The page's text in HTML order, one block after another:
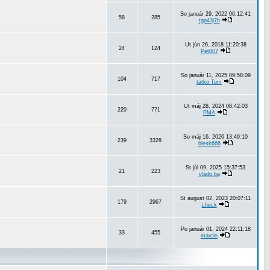
58 285
So január 29, 2022 06:12:41
tgp43j7h
24 124
Ut jún 26, 2018 11:20:38
Pet007
104 717
So január 11, 2025 09:58:09
tatko Tom
220 771
Ut máj 28, 2024 08:42:03
PMA
239 3328
So máj 16, 2026 13:49:10
blesk666
21 223
St júl 09, 2025 15:37:53
vlado.ba
179 2967
St august 02, 2023 20:07:11
check
33 455
Po január 01, 2024 22:11:18
marcin